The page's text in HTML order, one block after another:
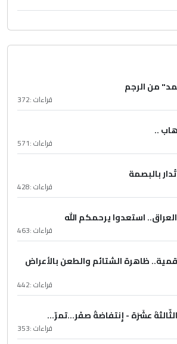
من الرجم
قراءات :372
..
قراءات :571
بالبصمة
قراءات :428
استعدوا يرحمكم الله
قراءات :463
ظاهرة الشتائم والطعن بالأعراض
قراءات :442
عشَرَة - إِنتفاضةُ صفَر…تمرّ...
قراءات :353